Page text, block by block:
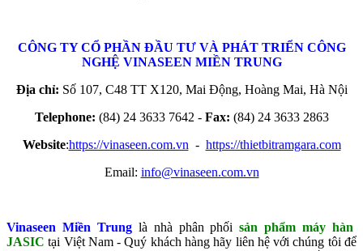
CÔNG TY CỔ PHẦN ĐẦU TƯ VÀ PHÁT TRIỂN CÔNG
NGHỆ VINASEEN MIỀN TRUNG
Địa chỉ: Số 107, C48 TT X120, Mai Động, Hoàng Mai, Hà Nội
Telephone: (84) 24 3633 7642 - Fax: (84) 24 3633 2863
Website:https://vinaseen.com.vn - https://thietbitramgara.com
Email: info@vinaseen.com.vn
Vinaseen Miền Trunglà nhà phân phốisản phẩm máy hàn
JASIC tại Việt Nam - Quý khách hàng hãy liên hệ với chúng tôi để